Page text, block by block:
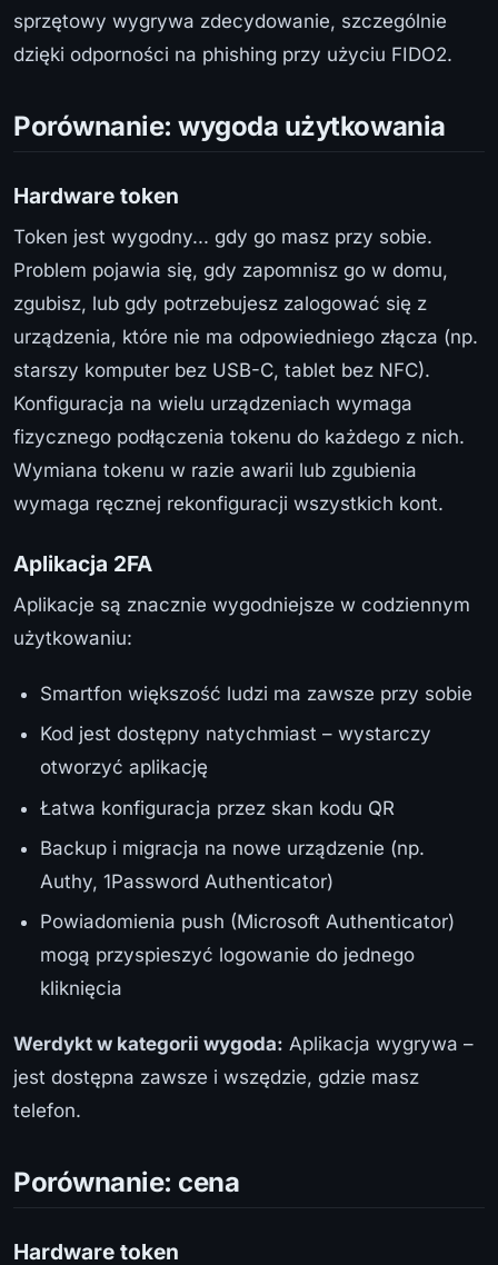
sprzętowy wygrywa zdecydowanie, szczególnie
dzięki odporności na phishing przy użyciu FIDO2.
Porównanie: wygoda użytkowania
Hardware token
Token jest wygodny... gdy go masz przy sobie.
Problem pojawia się, gdy zapomnisz go w domu,
zgubisz, lub gdy potrzebujesz zalogować się z
urządzenia, które nie ma odpowiedniego złącza (np.
starszy komputer bez USB-C, tablet bez NFC).
Konfiguracja na wielu urządzeniach wymaga
fizycznego podłączenia tokenu do każdego z nich.
Wymiana tokenu w razie awarii lub zgubienia
wymaga ręcznej rekonfiguracji wszystkich kont.
Aplikacja 2FA
Aplikacje są znacznie wygodniejsze w codziennym
użytkowaniu:
Smartfon większość ludzi ma zawsze przy sobie
Kod jest dostępny natychmiast – wystarczy
otworzyć aplikację
Łatwa konfiguracja przez skan kodu QR
Backup i migracja na nowe urządzenie (np.
Authy, 1Password Authenticator)
Powiadomienia push (Microsoft Authenticator)
mogą przyspieszyć logowanie do jednego
kliknięcia
Werdykt w kategorii wygoda: Aplikacja wygrywa –
jest dostępna zawsze i wszędzie, gdzie masz
telefon.
Porównanie: cena
Hardware token